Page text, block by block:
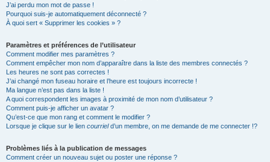
J’ai perdu mon mot de passe !
Pourquoi suis-je automatiquement déconnecté ?
À quoi sert « Supprimer les cookies » ?
Paramètres et préférences de l’utilisateur
Comment modifier mes paramètres ?
Comment empêcher mon nom d’apparaître dans la liste des membres connectés ?
Les heures ne sont pas correctes !
J’ai changé mon fuseau horaire et l’heure est toujours incorrecte !
Ma langue n’est pas dans la liste !
A quoi correspondent les images à proximité de mon nom d’utilisateur ?
Comment puis-je afficher un avatar ?
Qu’est-ce que mon rang et comment le modifier ?
Lorsque je clique sur le lien courrield’un membre, on me demande de me connecter !?
Problèmes liés à la publication de messages
Comment créer un nouveau sujet ou poster une réponse ?